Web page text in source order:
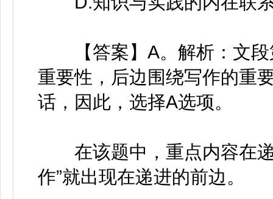
【答案】A。解析：文段
重要性，后边围绕写作的重
话，因此，选择A选项。
在该题中，重点内容在递
作”就出现在递进的前边。